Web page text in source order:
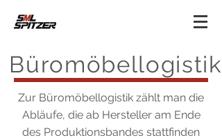
Büromöbellogistik
Zur Büromöbellogistik zählt man die
Abläufe, die ab Hersteller am Ende
des Produktionsbandes stattfinden